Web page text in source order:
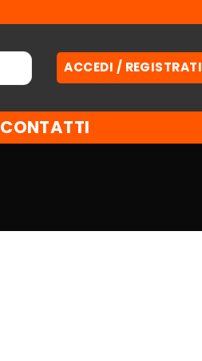
ACCEDI / REGISTRATI
CONTATTI